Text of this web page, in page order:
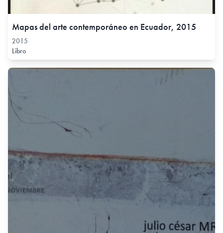
Mapas del arte contemporáneo en Ecuador, 2015
2015
Libro